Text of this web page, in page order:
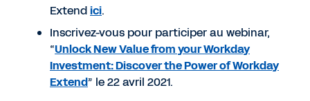
Extendici.
Inscrivez-vous pour participer au webinar,
“Unlock New Value from your Workday
Investment: Discover the Power of Workday
Extend” le 22 avril 2021.